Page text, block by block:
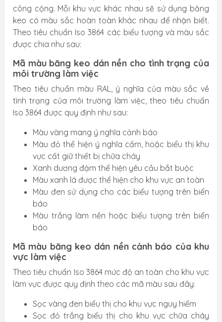
công cộng. Mỗi khu vực khác nhau sẽ sử dụng băng
keo có màu sắc hoàn toàn khác nhau để nhận biết.
Theo tiêu chuẩn Iso 3864 các biểu tượng và màu sắc
được chia như sau:
Mã màu băng keo dán nền cho tình trạng của
môi trường làm việc
Theo tiêu chuẩn màu RAL, ý nghĩa của màu sắc về
tình trạng của môi trường làm việc, theo tiêu chuẩn
Iso 3864 được quy định như sau:
Màu vàng mang ý nghĩa cảnh báo
Màu đỏ thể hiện ý nghĩa cấm, hoặc biểu thị khu
vực cất giữ thiết bị chữa cháy
Xanh dương đậm thể hiện yêu cầu bắt buộc
Màu xanh lá được thể hiện cho khu vực an toàn
Màu đen sử dụng cho các biểu tượng trên biển
báo
Màu trắng làm nền hoặc biểu tượng trên biển
báo
Mã màu băng keo dán nền cảnh báo của khu
vực làm việc
Theo tiêu chuẩn Iso 3864 mức độ an toàn cho khu vực
làm vực được quy định theo các mã màu sau đây:
Sọc vàng đen biểu thị cho khu vực nguy hiểm
Sọc đỏ trắng biểu thị cho khu vực chữa cháy